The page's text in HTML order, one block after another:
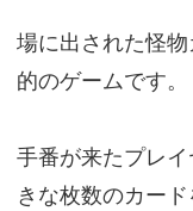
場に出された怪
的のゲームです。
手番が来たプレ
きな枚数のカー